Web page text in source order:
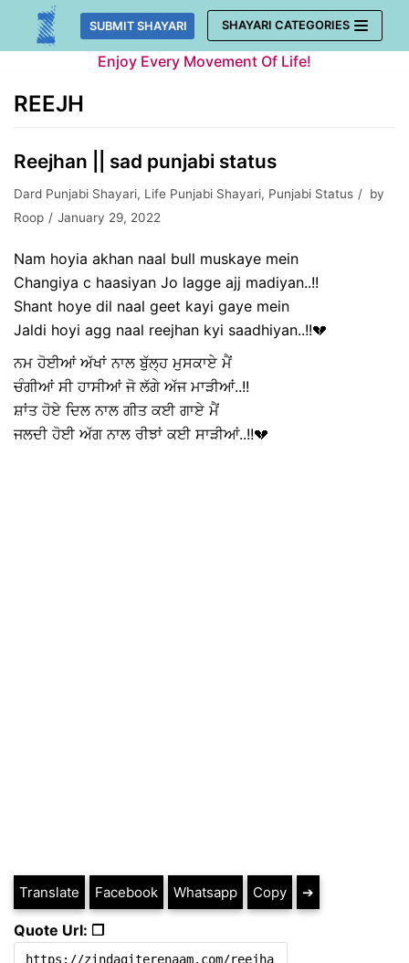
Skip
SUBMIT SHAYARI SHAYARI CATEGORIES
Enjoy Every Movement Of Life!
REEJH
Reejhan || sad punjabi status
Dard Punjabi Shayari, Life Punjabi Shayari, Punjabi Status
by
Roop
January 29, 2022
Nam hoyia akhan naal bull muskaye mein
Changiya c haasiyan Jo lagge ajj madiyan..!!
Shant hoye dil naal geet kayi gaye mein
Jaldi hoyi agg naal reejhan kyi saadhiyan..!!💔
ਨਮ ਹੋਈਆਂ ਅੱਖਾਂ ਨਾਲ ਬੁੱਲ੍ਹ ਮੁਸਕਾਏ ਮੈਂ
ਚੰਗੀਆਂ ਸੀ ਹਾਸੀਆਂ ਜੋ ਲੱਗੇ ਅੱਜ ਮਾੜੀਆਂ..!!
ਸ਼ਾਂਤ ਹੋਏ ਦਿਲ ਨਾਲ ਗੀਤ ਕਈ ਗਾਏ ਮੈਂ
ਜਲਦੀ ਹੋਈ ਅੱਗ ਨਾਲ ਰੀਝਾਂ ਕਈ ਸਾੜੀਆਂ..!!💔
Translate Facebook Whatsapp Copy ➔
Quote Url: ❐